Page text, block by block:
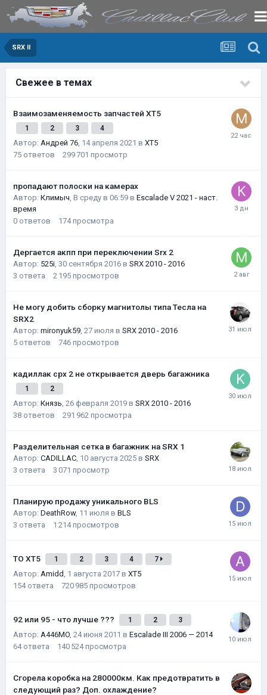
SRX II
Свежее в темах
Взаимозаменяемость запчастей XT5
1 2 3 4
Автор: Андрей 76, 14 апреля 2021 в XT5
75 ответов 299 701 просмотр
пропадают полоски на камерах
Автор: Климыч, В среду в 06:59 в Escalade V 2021 - наст.
время
0 ответов 174 просмотра
Дергается акпп при переключении Srx 2
Автор: 525i, 30 сентября 2016 в SRX 2010 - 2016
3 ответа 2 195 просмотров
Не могу добить сборку магнитолы типа Тесла на
SRX2
Автор: mironyuk59, 27 июля в SRX 2010 - 2016
5 ответов 746 просмотров
кадиллак срх 2 не открывается дверь багажника
1 2
Автор: Князь, 26 февраля 2019 в SRX 2010 - 2016
38 ответов 291 962 просмотра
Разделительная сетка в багажник на SRX 1
Автор: CADILLAC, 10 августа 2025 в SRX
3 ответа 3 071 просмотр
Планирую продажу уникального BLS
Автор: DeathRow, 11 июля в BLS
3 ответа 1 214 просмотров
ТО XT5 1 2 3 4 7
Автор: Amidd, 1 августа 2017 в XT5
154 ответа 720 985 просмотров
92 или 95 - что лучше ??? 1 2 3
Автор: A446MO, 24 июня 2011 в Escalade III 2006 — 2014
64 ответа 140 524 просмотра
Сгорела коробка на 280000км. Как предотвратить в
следующий раз? Доп. охлаждение?